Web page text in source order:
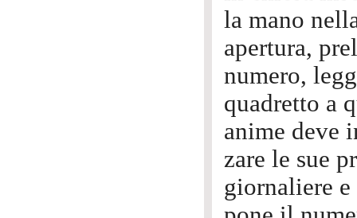
la mano
apertura,
numero,
quadretto a
anime deve
zare le sue
giornaliere